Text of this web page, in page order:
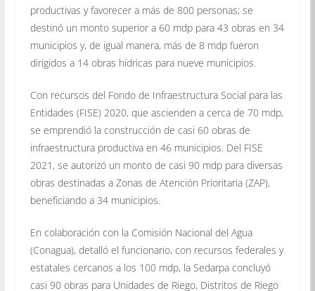
productivas y favorecer a más de 800 personas; se
destinó un monto superior a 60 mdp para 43 obras en 34
municipios y, de igual manera, más de 8 mdp fueron
dirigidos a 14 obras hídricas para nueve municipios.
Con recursos del Fondo de Infraestructura Social para las
Entidades (FISE) 2020, que ascienden a cerca de 70 mdp,
se emprendió la construcción de casi 60 obras de
infraestructura productiva en 46 municipios. Del FISE
2021, se autorizó un monto de casi 90 mdp para diversas
obras destinadas a Zonas de Atención Prioritaria (ZAP),
beneficiando a 34 municipios.
En colaboración con la Comisión Nacional del Agua
(Conagua), detalló el funcionario, con recursos federales y
estatales cercanos a los 100 mdp, la Sedarpa concluyó
casi 90 obras para Unidades de Riego, Distritos de Riego